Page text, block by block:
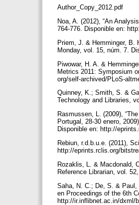
Author_Copy_2012.pdf
Noa, A. (2012), “An
764-776. Disponible en:
Priem, J. & Hemminger, B.
Monday, vol. 15, núm. 7.
Piwowar, H. A. &
Metrics 2011: Symposium
org/self-archived/PLoS-
Quinney, K.; Smith, S. &
Technology and Libraries,
Rasmussen, L. (2009),
Portugal, 28-30 enero,
Disponible en: http://
Rebiun, r.d.b.u.e. (2011),
http://eprints.rclis.org/
Rozaklis, L. & Macdonald,
Reference Librarian, vol.
Saha, N. C.; De, S. & Paul,
en Proceedings of the 6th
http://ir.inflibnet.ac.in/dxml/